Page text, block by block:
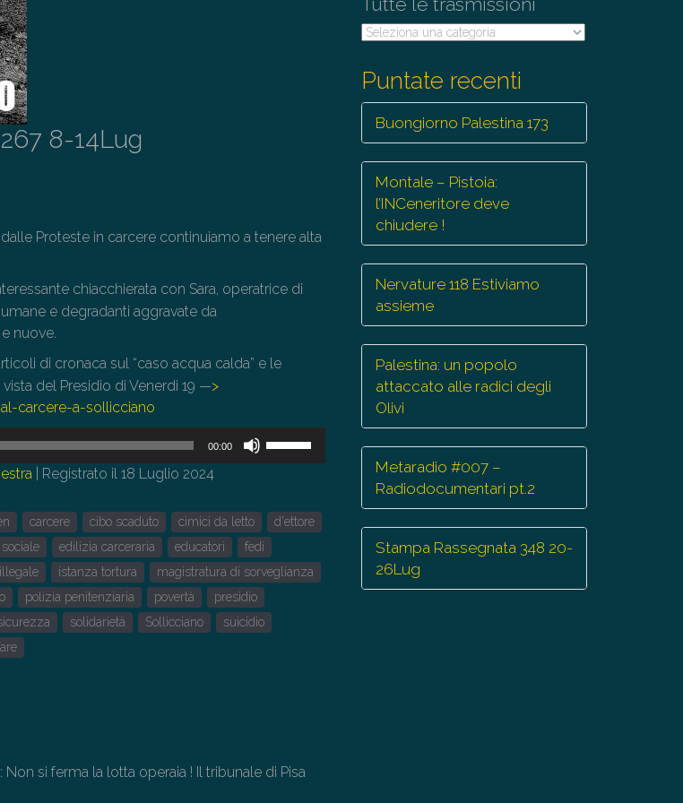
8-14Lug
Proteste in carcere continuiamo a tenere alta
chiacchierata con Sara, operatrice di
e degradanti aggravate da
nuove.
di cronaca sul “caso acqua calda” e le
del Presidio di Venerdi 19 —>
carcere-a-sollicciano
00:00
su/giù
aumentare
o
diminuire
il
Registrato il 18 Luglio 2024
carcere cibo scaduto cimici da letto
d'ettore
edilizia carceraria educatori
fedi
illegale istanza tortura
magistratura di sorveglianza
polizia penitenziaria povertà
presidio
solidarietà Sollicciano
suicidio
si ferma la lotta operaia ! Il tribunale di Pisa
Tutte
Puntate recenti
Buongiorno Palestina 173
Montale – Pistoia:
l’INCeneritore deve
chiudere !
Nervature 118 Estiviamo
assieme
Palestina: un popolo
attaccato alle radici degli
Olivi
Metaradio #007 –
Radiodocumentari pt.2
Stampa Rassegnata 348 20-
26Lug